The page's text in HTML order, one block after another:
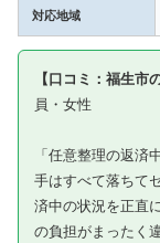
対応地域
【口コミ：福生市
員・女性
「任意整理の返済
手はすべて落ちて
済中の状況を正直
の負担がまったく